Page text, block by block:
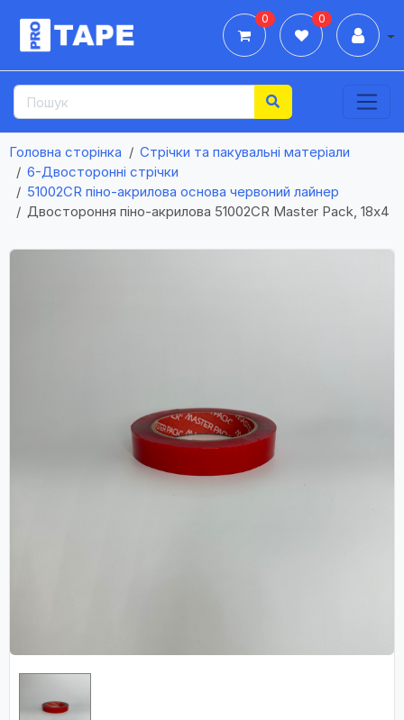
0 0
Головна сторінка
Стрічки та пакувальні матеріали
6-Двосторонні стрічки
51002CR піно-акрилова основа червоний лайнер
Двостороння піно-акрилова 51002CR Master Pack, 18х4